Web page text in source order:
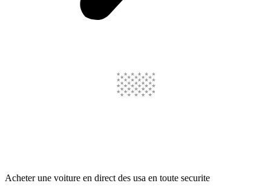
Acheter une voiture en direct des usa en toute securite